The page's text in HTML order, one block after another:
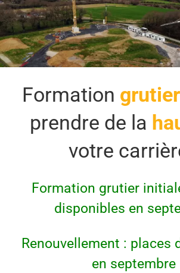
Formation grutier
prendre de la ha
votre
Formation grutier
disponibles en
Renouvellement : places
en septembre